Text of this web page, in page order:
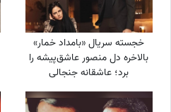
خجسته سریال «بامداد خمار»
بالاخره دل منصور عاشق‌پیشه را
برد؛ عاشقانه جنجالی
عموزاده‌های چشم‌رنگی که ارزش
دیدن داره